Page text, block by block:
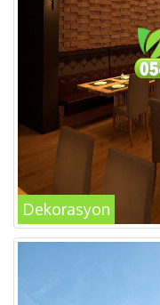
Dekorasyon